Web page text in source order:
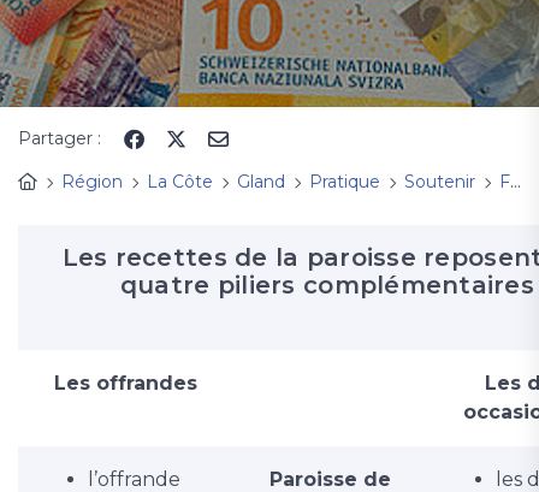
Partager :
Région
La Côte Gland Pratique Soutenir Faire un don
Les recettes de la paroisse
quatre piliers complémentaires
Les offrandes
Les
l’offrande
Paroisse de
les